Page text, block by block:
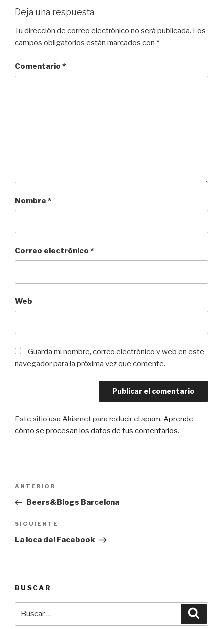
Deja una respuesta
Tu dirección de correo electrónico no será publicada. Los
campos obligatorios están marcados con *
Comentario *
Nombre *
Correo electrónico *
Web
Guarda mi nombre, correo electrónico y web en este
navegador para la próxima vez que comente.
Este sitio usa Akismet para reducir el spam. Aprende
cómo se procesan los datos de tus comentarios.
entradas
Entrada
anterior:
ANTERIOR
Beers&Blogs Barcelona
Siguiente
entrada
SIGUIENTE
La loca del Facebook
BUSCAR